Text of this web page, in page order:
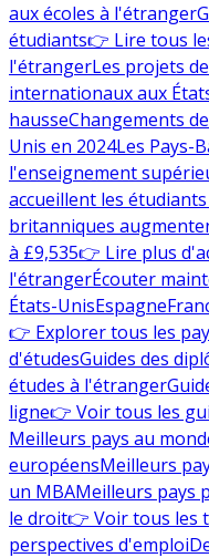
aux écoles à l'étranger
étudiants👉 Lire tous
l'étrangerLes projets
internationaux aux
hausseChangements
Unis en 2024Les Pays-
l'enseignement
accueillent les
britanniques
à £9,535👉 Lire plus
l'étrangerÉcouter
États-UnisEspagne
👉 Explorer tous les
d'étudesGuides des
études à l'étranger
ligne👉 Voir tous les
Meilleurs pays au
européensMeilleurs
un MBAMeilleurs pays
le droit👉 Voir tous les
perspectives d'emploi